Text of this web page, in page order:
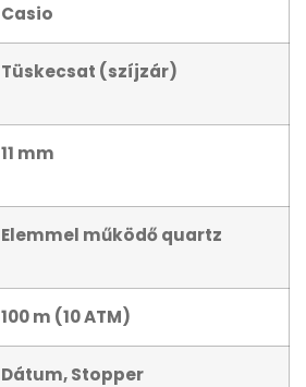
Casio
Tüskecsat (szíjzár)
11 mm
Elemmel működő quartz
100 m (10 ATM)
Dátum, Stopper